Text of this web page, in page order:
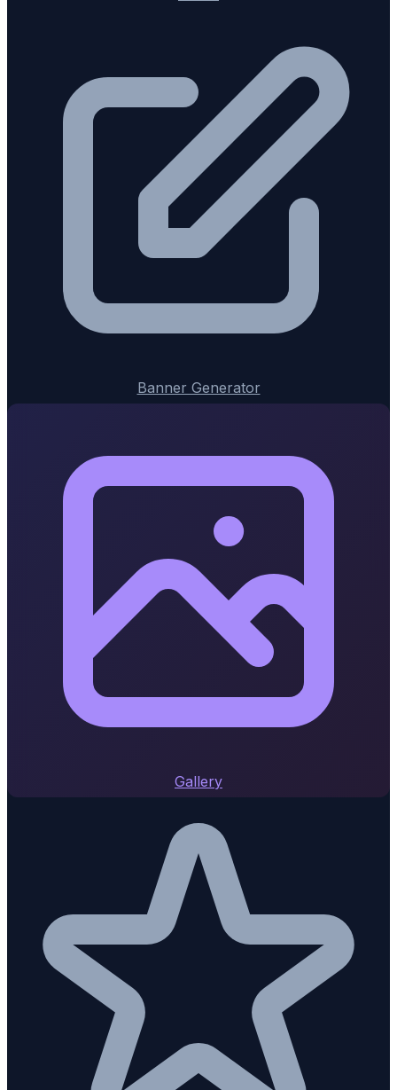
Banner Generator
Gallery